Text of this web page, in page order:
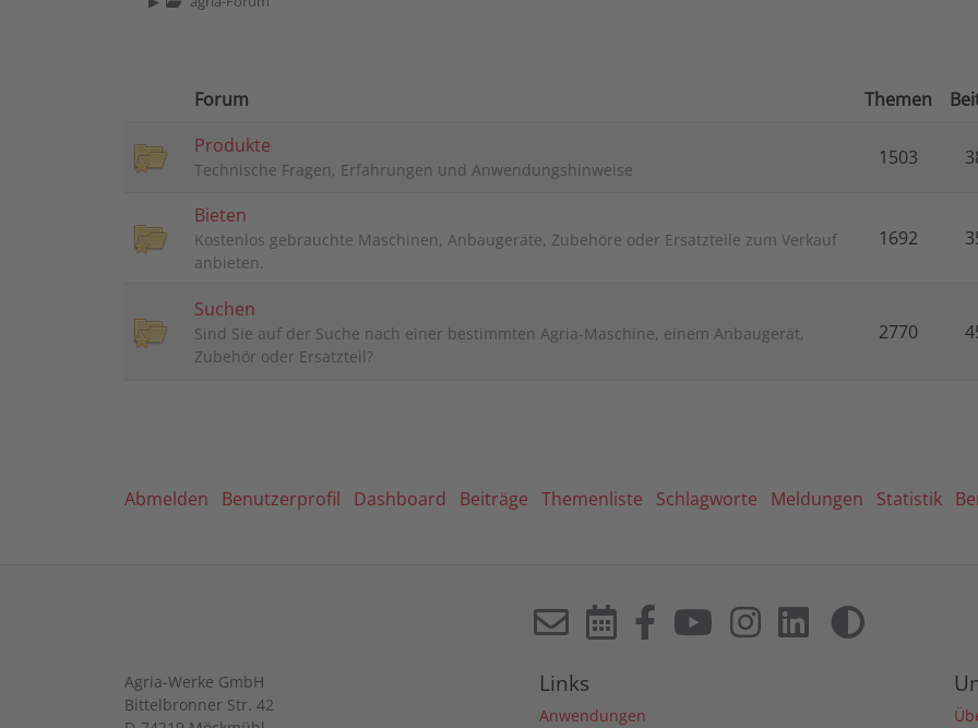
Forum Themen
Produkte
Technische Fragen, Erfahrungen und Anwendungshinweise
1503
Bieten
Kostenlos gebrauchte Maschinen, Anbaugeräte, Zubehöre oder Ersatzteile zum Verkauf
anbieten.
1692
Suchen
Sind Sie auf der Suche nach einer bestimmten Agria-Maschine, einem Anbaugerät,
Zubehör oder Ersatzteil?
2770
Abmelden Benutzerprofil Dashboard Beiträge Themenliste Schlagworte Meldungen Statistik
Agria-Werke GmbH
Bittelbronner Str. 42
Links
Anwendungen